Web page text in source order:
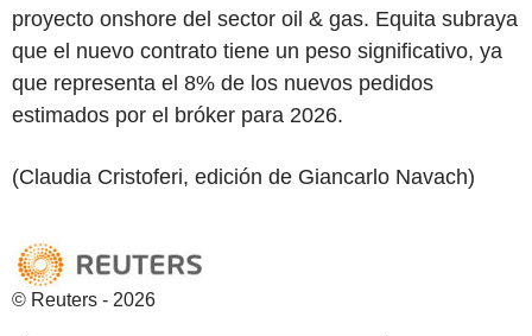
proyecto onshore del sector oil & gas. Equita subraya
que el nuevo contrato tiene un peso significativo, ya
que representa el 8% de los nuevos pedidos
estimados por el bróker para 2026.
(Claudia Cristoferi, edición de Giancarlo Navach)
© Reuters - 2026